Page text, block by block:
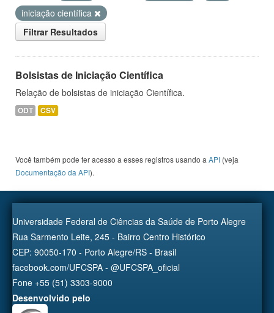
iniciação científica
Filtrar Resultados
Bolsistas de Iniciação Científica
Relação de bolsistas de iniciação Científica.
ODT CSV
Você também pode ter acesso a esses registros usando a API (veja
Documentação da API).
Universidade Federal de Ciências da Saúde de Porto Alegre
Rua Sarmento Leite, 245 - Bairro Centro Histórico
CEP: 90050-170 - Porto Alegre/RS - Brasil
facebook.com/UFCSPA - @UFCSPA_oficial
Fone +55 (51) 3303-9000
Desenvolvido pelo